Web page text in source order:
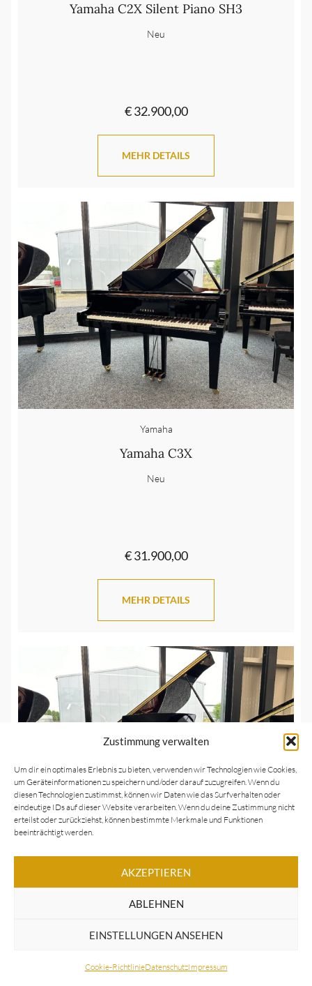
Zustimmung verwalten
Um dir ein optimales Erlebnis zu bieten, verwenden wir Technologien wie Cookies,
um Geräteinformationen zu speichern und/oder darauf zuzugreifen. Wenn du
diesen Technologien zustimmst, können wir Daten wie das Surfverhalten oder
eindeutige IDs auf dieser Website verarbeiten. Wenn du deine Zustimmung nicht
erteilst oder zurückziehst, können bestimmte Merkmale und Funktionen
beeinträchtigt werden.
AKZEPTIEREN
ABLEHNEN
EINSTELLUNGEN ANSEHEN
Cookie-RichtlinieDatenschutzImpressum
Yamaha C2X Silent Piano SH3
Neu
€ 32.900,00
MEHR DETAILS
Yamaha
Yamaha C3X
Neu
€ 31.900,00
MEHR DETAILS
Yamaha
Yamaha C3X Silent Piano SH3